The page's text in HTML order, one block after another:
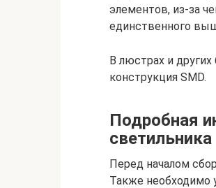
элементов, из-за
единственного
В люстрах и
конструкция SMD.
Подробная
светильника
Перед началом
Также необходимо